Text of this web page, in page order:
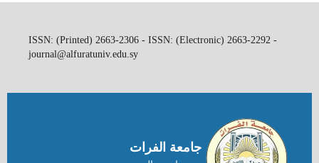
ISSN: (Printed) 2663-2306 - ISSN: (Electronic) 2663-2292 -
journal@alfuratuniv.edu.sy
جامعة الفرات